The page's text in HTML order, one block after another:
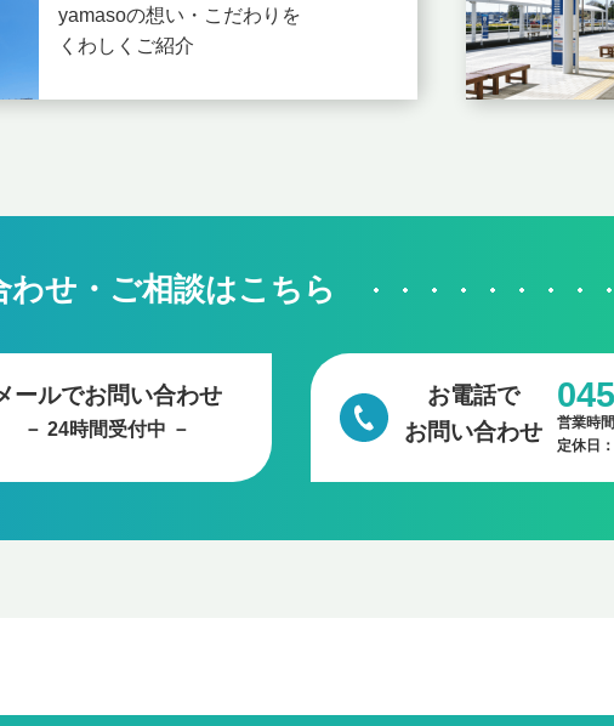
yamasoの想い・こだわりを
くわしくご紹介
わせ・ご相談はこちら
ールでお問い合わせ
－ 24時間受付中 －
お電話で
お問い合わせ
営業時
定休日